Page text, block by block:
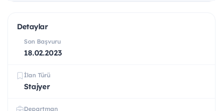
Detaylar
Son Başvuru
18.02.2023
İlan Türü
Stajyer
Departman